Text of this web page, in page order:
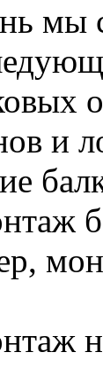
мы